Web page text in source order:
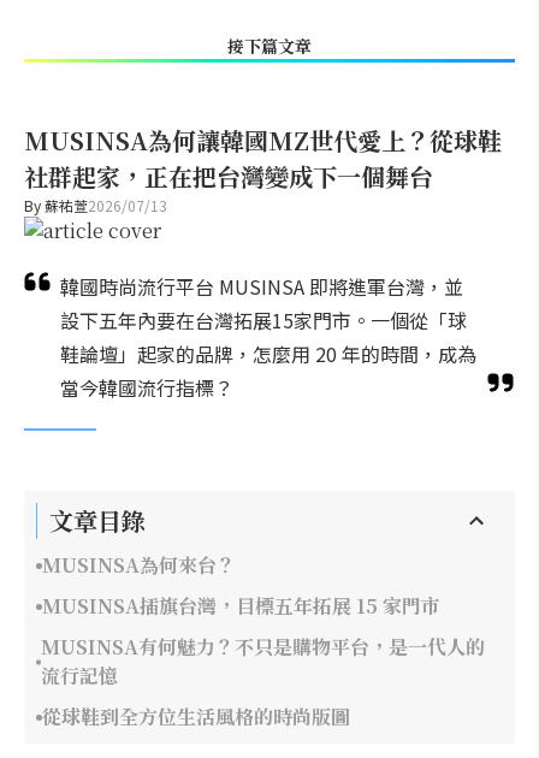
接下篇文章
MUSINSA為何讓韓國MZ世代愛上？從球鞋
社群起家，正在把台灣變成下一個舞台
By蘇祐萱2026/07/13
韓國時尚流行平台 MUSINSA 即將進軍台灣，並
設下五年內要在台灣拓展15家門市。一個從「球
鞋論壇」起家的品牌，怎麼用 20 年的時間，成為
當今韓國流行指標？
文章目錄
MUSINSA為何來台？
MUSINSA插旗台灣，目標五年拓展 15 家門市
MUSINSA有何魅力？不只是購物平台，是一代人的
流行記憶
從球鞋到全方位生活風格的時尚版圖